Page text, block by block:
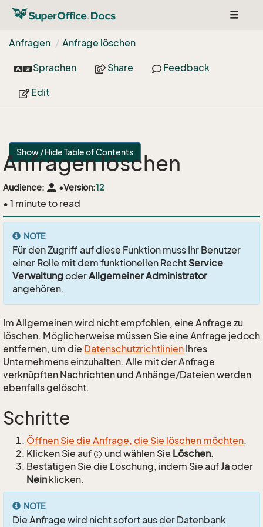
Toggle
Anfragen
Anfrage löschen
Sprachen Share Feedback
Edit
Show / Hide Table of Contents
Anfragen löschen
Audience: person •Version:12
• 1 minute to read
NOTE
Für den Zugriff auf diese Funktion muss Ihr Benutzer
einer Rolle mit dem funktionellen RechtService
Verwaltung oderAllgemeiner Administrator
angehören.
Im Allgemeinen wird nicht empfohlen, eine Anfrage zu
löschen. Möglicherweise müssen Sie eine Anfrage jedoch
entfernen, um die Datenschutzrichtlinien Ihres
Unternehmens einzuhalten. Alle mit der Anfrage
verknüpften Nachrichten und Anhänge/Dateien werden
ebenfalls gelöscht.
Schritte
Öffnen Sie die Anfrage, die Sie löschen möchten.
Klicken Sie auf
und wählen Sie Löschen.
Bestätigen Sie die Löschung, indem Sie aufJaoder
Nein klicken.
NOTE
Die Anfrage wird nicht sofort aus der Datenbank